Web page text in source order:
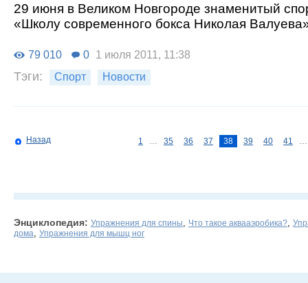
29 июня в Великом Новгороде знаменитый
«Школу современного бокса Николая
79 010 0 1 июля 2011, 11:38
Тэги: Спорт Новости
Назад 1 35 36 37 38 39 40 41
Энциклопедия: Упражнения для спины Что такое аквааэробика?
дома
Упражнения для мышц ног